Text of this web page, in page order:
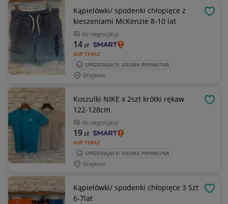
Kąpielówki/ spodenki chłopięce z
kieszeniami McKenzie 8-10 lat
do negocjacji
KUP TERAZ
14zł
SPRZEDAJĄCY: OSOBA PRYWATNA
Grajewo
Koszulki NIKE x 2szt krótki rękaw
122-128cm
do negocjacji
KUP TERAZ
19zł
SPRZEDAJĄCY: OSOBA PRYWATNA
Grajewo
Kąpielówki/ spodenki chłopięce 3 Szt
6-7lat